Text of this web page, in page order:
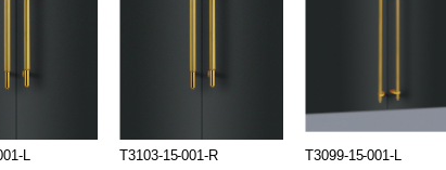
L T3103-15-001-R T3099-15-001-L